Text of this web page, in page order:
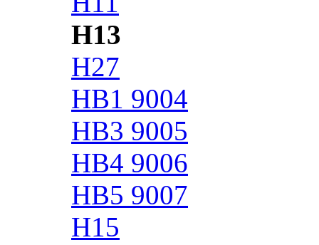
H13
H27
HB1 9004
HB3 9005
HB4 9006
HB5 9007
H15